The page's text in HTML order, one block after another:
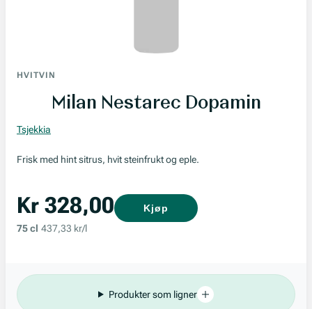
HVITVIN
Milan Nestarec Dopamin
Tsjekkia
Frisk med hint sitrus, hvit steinfrukt og eple.
Kr 328,00
75 cl 437,33 kr/l
Kjøp
Produkter som ligner